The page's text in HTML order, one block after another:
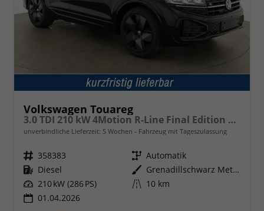
Volkswagen Touareg
3.0 TDI 210 kW 4Motion R-Line Final Edition V6 Black Edition, HuD, Luft, Standheizung, Pano, Dynaudio, Leder, AHK, Navi, Side, Winter, 5 J.-Garantie
unverbindliche Lieferzeit: 5 Wochen Fahrzeug mit Tageszulassung
Fahrzeugnr. 358383 Getriebe Automatik
Kraftstoff Diesel Außenfarbe
Grenadillschwarz Metallic
Leistung 210 kW (286 PS) Kilometerstand 10 km
01.04.2026